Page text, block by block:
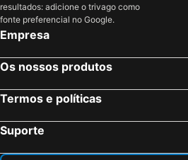
resultados: adicione o trivago como
fonte preferencial no Google.
Empresa
Os nossos produtos
Termos e políticas
Suporte